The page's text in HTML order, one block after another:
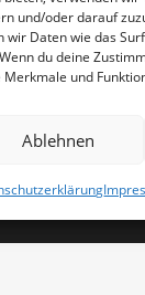
und/oder darauf
wir Daten wie das
du deine
und
Ablehnen
AGB